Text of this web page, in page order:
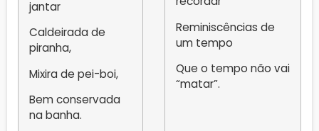
jantar
Caldeirada de
piranha,
Mixira de pei-boi,
Bem conservada
na banha.
Reminiscências de
um tempo
Que o tempo não vai
“matar”.